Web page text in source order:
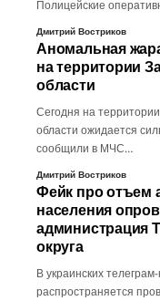
Полицейские
Дмитрий Востриков
Аномальная
на территории
области
Сегодня на
области ожидается
сообщили в МЧС…
Дмитрий Востриков
Фейк про отъем
населения
администрация
округа
В украинских
распространяется